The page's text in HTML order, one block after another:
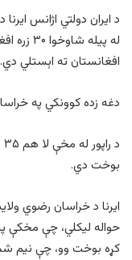
د ایران دولتي اژانس
له
افغانستان ته اېستلي دي.
دغه زده کوونکي په
بوخت دي.
ایرنا د خراسان رضوي
کړه بوخت وو، چې نیم